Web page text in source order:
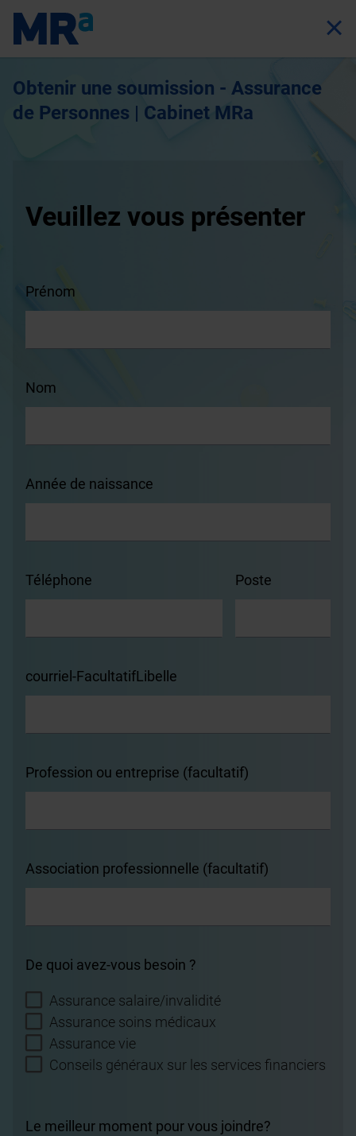
Obtenir une soumission - Assurance
de Personnes | Cabinet MRa
Veuillez vous présenter
Prénom
Nom
Année de naissance
Téléphone Poste
courriel-FacultatifLibelle
Profession ou entreprise (facultatif)
Association professionnelle (facultatif)
De quoi avez-vous besoin ?
Assurance salaire/invalidité
Assurance soins médicaux
Assurance vie
Conseils généraux sur les services financiers
Le meilleur moment pour vous joindre?